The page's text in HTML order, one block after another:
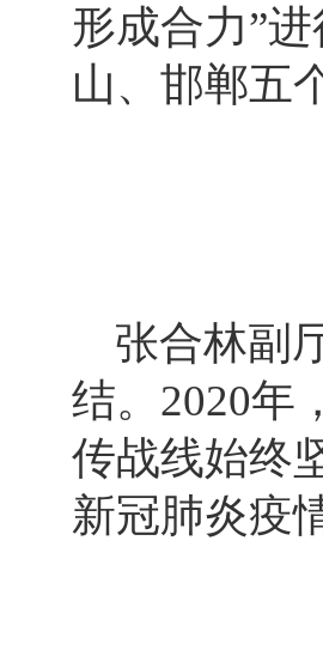
形成合力”
山、邯郸五
张合林副
结。2020年
传战线始终
新冠肺炎疫